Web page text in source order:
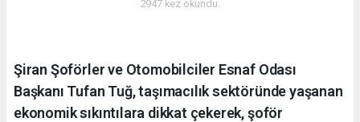
2947 kez okundu.
Şiran Şoförler ve Otomobilciler Esnaf Odası
Başkanı Tufan Tuğ, taşımacılık sektöründe yaşanan
ekonomik sıkıntılara dikkat çekerek, şoför